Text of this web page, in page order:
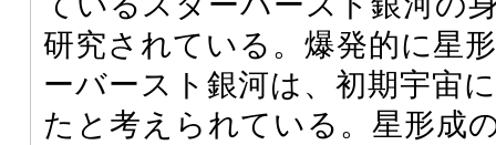
研究されている。爆発的に星
ーバースト銀河は、初期宇宙
たと考えられている。星形成